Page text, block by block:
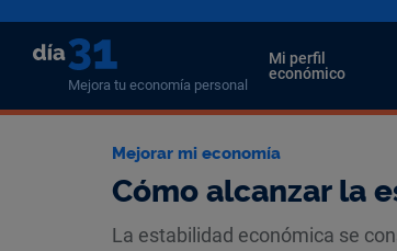
Mejora tu economía personal
Mi perfil
económico
Mejorar mi economía
Cómo alcanzar la
La estabilidad económica se